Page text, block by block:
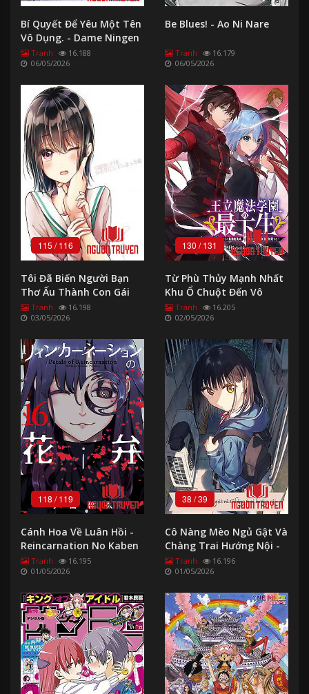
Bí Quyết Để Yêu Một Tên
Vô Dụng. - Dame Ningen
No Aishikata
Tranh
16.188
06/05/2026
Be Blues! - Ao Ni Nare
Tranh
16.179
06/05/2026
115 / 116
Tôi Đã Biến Người Bạn
Thơ Ấu Thành Con Gái
Tranh
16.198
03/05/2026
130 / 131
Từ Phù Thủy Mạnh Nhất
Khu Ổ Chuột Đến Vô
Song Tại Học Viện Pháp
Thuật Hoàng Gia - The
Academy Of Magic ~The
Strongest Sorcerer From
The Slums Is Unrivaled In
The School Of Royals ~
Tranh
16.205
02/05/2026
118 / 119
Cánh Hoa Về Luân Hồi -
Reincarnation No Kaben
Tranh
16.195
01/05/2026
38 /39
Cô Nàng Mèo Ngủ Gật Và
Chàng Trai Hướng Nội -
Tonari No Neko To Koi
Shirazu
Tranh
16.196
01/05/2026